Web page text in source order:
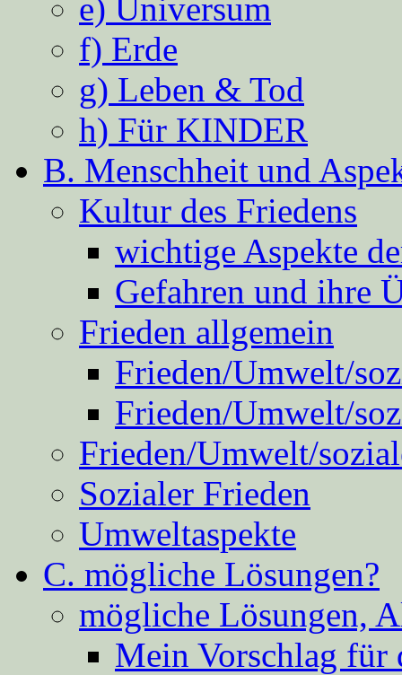
e) Universum
f) Erde
g) Leben & Tod
h) Für KINDER
B. Menschheit und
Kultur des Friedens
wichtige Aspekte
Gefahren und ihre
Frieden allgemein
Frieden/Umwelt/
Frieden/Umwelt/
Frieden/Umwelt/
Sozialer Frieden
Umweltaspekte
C. mögliche Lösungen?
mögliche Lösungen,
Mein Vorschlag für